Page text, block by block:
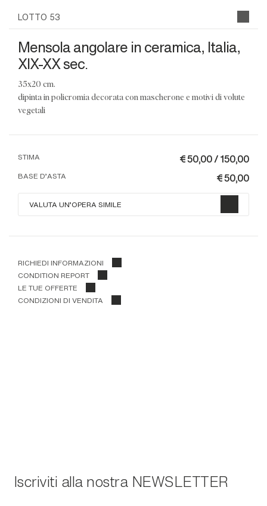
LOTTO 53
Mensola angolare in ceramica, Italia,
XIX-XX sec.
35x20 cm.
dipinta in policromia decorata con mascherone e motivi di volute
vegetali
€ 50,00 / 150,00
STIMA
€ 50,00
BASE D'ASTA
VALUTA UN'OPERA SIMILE
RICHIEDI INFORMAZIONI
CONDITION REPORT
LE TUE OFFERTE
CONDIZIONI DI VENDITA
Iscriviti alla nostra NEWSLETTER